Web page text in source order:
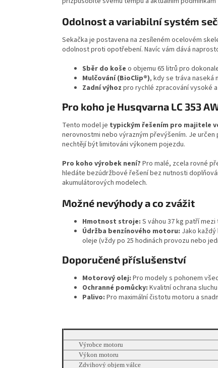
Odolnost a variabilní systém
Sekačka je postavena na zesíleném ocelovém
odolnost proti opotřebení. Navíc vám dává
Sběr do koše o objemu 65 litrů pro
Mulčování (BioClip®), kdy se tráva naseká
Zadní výhoz pro rychlé zpracování vysoké
Pro koho je Husqvarna LC 353
Tento model je typickým řešením pro majitele
nerovnostmi nebo výrazným převýšením. Je
nechtějí být limitováni výkonem pojezdu.
Pro koho výrobek není? Pro malé, zcela rovné
hledáte bezúdržbové řešení bez nutnosti
akumulátorových modelech.
Možné nevýhody a co zvážit
Hmotnost stroje: S váhou 37 kg patří
Údržba benzínového motoru: Jako
oleje (vždy po 25 hodinách provozu nebo
Doporučené příslušenství
Motorový olej: Pro modely s pohonem
Ochranné pomůcky: Kvalitní ochrana
Palivo: Pro maximální čistotu motoru a
Výrobce motoru
Výkon motoru
Zdvihový objem válce